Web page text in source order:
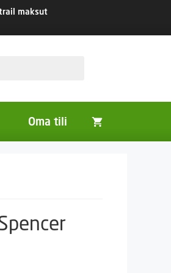
maksut
Oma tili